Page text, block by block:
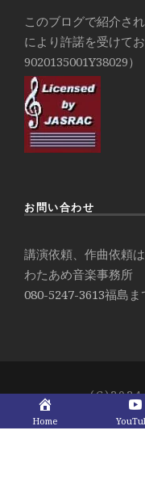
このブログで紹介さ
により許諾を受けて
9020135001Y38029）
お問い合わせ
講演依頼、作曲依頼は
わたあめ音楽事務所
080-5247-3613福島ま
(C)2024
Home